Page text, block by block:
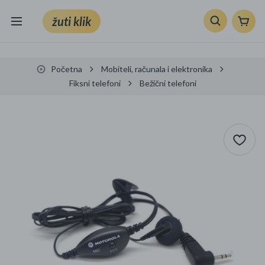
žuti klik
Knjige, škola i ured
Sport i slobodno vrijeme
Ljepota i zdravlje
Početna
Mobiteli, računala i elektronika
Fiksni telefoni
Bežični telefoni